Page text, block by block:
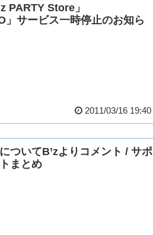
PARTY Store」
」サービス一時停止のお知ら
2011/03/16 19:40
ついてB’zよりコメント / サポ
まとめ